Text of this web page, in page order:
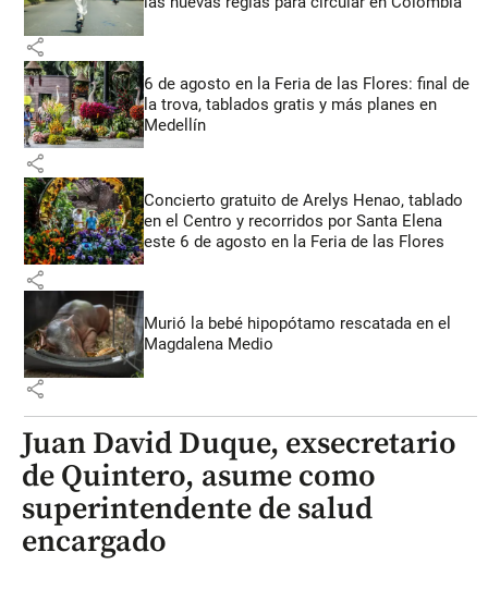
share
6 de agosto en la Feria de las Flores: final de
la trova, tablados gratis y más planes en
Medellín
share
Concierto gratuito de Arelys Henao, tablado
en el Centro y recorridos por Santa Elena
este 6 de agosto en la Feria de las Flores
share
Murió la bebé hipopótamo rescatada en el
Magdalena Medio
share
Juan David Duque, exsecretario
de Quintero, asume como
superintendente de salud
encargado